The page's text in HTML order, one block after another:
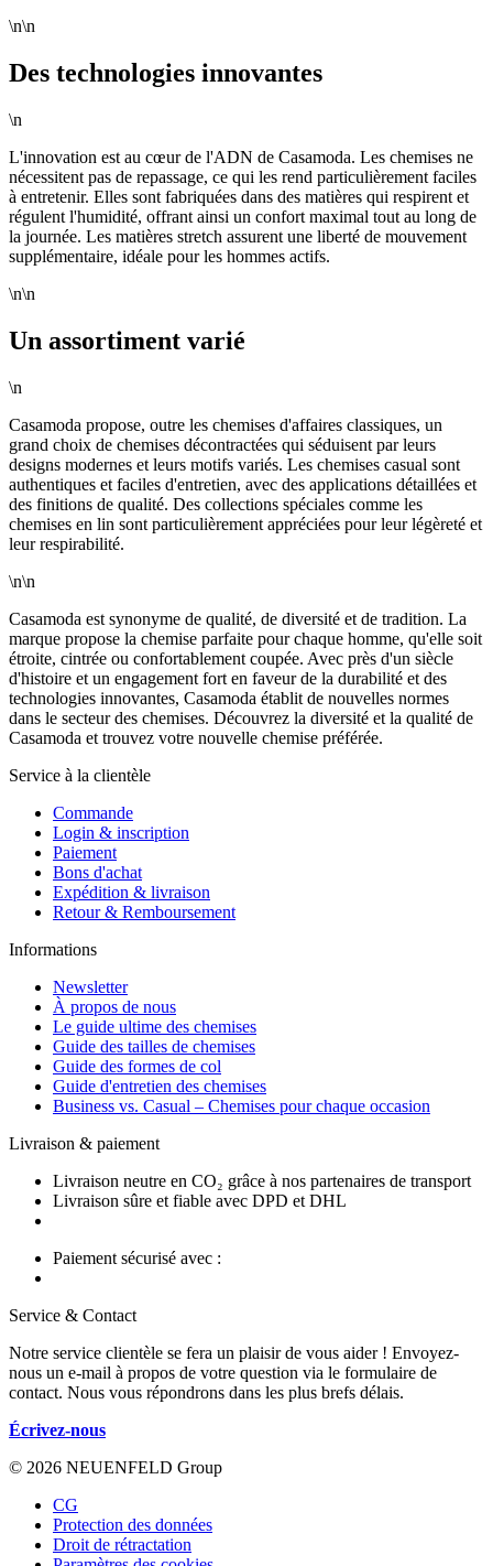
\n\n
Des technologies innovantes
\n
L'innovation est au cœur de l'ADN de Casamoda. Les chemises ne
nécessitent pas de repassage, ce qui les rend particulièrement faciles
à entretenir. Elles sont fabriquées dans des matières qui respirent et
régulent l'humidité, offrant ainsi un confort maximal tout au long de
la journée. Les matières stretch assurent une liberté de mouvement
supplémentaire, idéale pour les hommes actifs.
\n\n
Un assortiment varié
\n
Casamoda propose, outre les chemises d'affaires classiques, un
grand choix de chemises décontractées qui séduisent par leurs
designs modernes et leurs motifs variés. Les chemises casual sont
authentiques et faciles d'entretien, avec des applications détaillées et
des finitions de qualité. Des collections spéciales comme les
chemises en lin sont particulièrement appréciées pour leur légèreté et
leur respirabilité.
\n\n
Casamoda est synonyme de qualité, de diversité et de tradition. La
marque propose la chemise parfaite pour chaque homme, qu'elle soit
étroite, cintrée ou confortablement coupée. Avec près d'un siècle
d'histoire et un engagement fort en faveur de la durabilité et des
technologies innovantes, Casamoda établit de nouvelles normes
dans le secteur des chemises. Découvrez la diversité et la qualité de
Casamoda et trouvez votre nouvelle chemise préférée.
Service à la clientèle
Commande
Login & inscription
Paiement
Bons d'achat
Expédition & livraison
Retour & Remboursement
Informations
Newsletter
À propos de nous
Le guide ultime des chemises
Guide des tailles de chemises
Guide des formes de col
Guide d'entretien des chemises
Business vs. Casual – Chemises pour chaque occasion
Livraison & paiement
Livraison neutre en CO₂ grâce à nos partenaires de transport
Livraison sûre et fiable avec DPD et DHL
Paiement sécurisé avec :
Service & Contact
Notre service clientèle se fera un plaisir de vous aider ! Envoyez-
nous un e-mail à propos de votre question via le formulaire de
contact. Nous vous répondrons dans les plus brefs délais.
Écrivez-nous
© 2026 NEUENFELD Group
CG
Protection des données
Droit de rétractation